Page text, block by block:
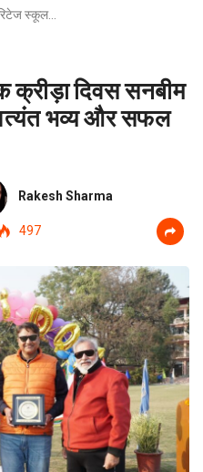
स्कूल…
क्रीड़ा दिवस सनबीम
भव्य और सफल
Rakesh Sharma
497